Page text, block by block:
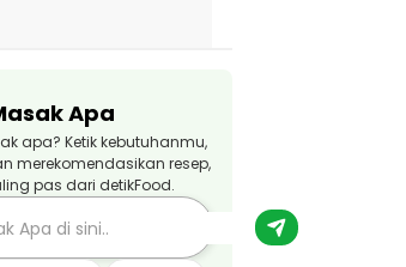
Apa
apa? Ketik kebutuhanmu,
merekomendasikan resep,
pas dari detikFood.